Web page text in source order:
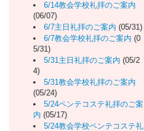
6/14教会学校礼拝のご案内
(06/07)
6/7主日礼拝のご案内 (05/31)
6/7教会学校礼拝のご案内 (0
5/31)
5/31主日礼拝のご案内 (05/2
4)
5/31教会学校礼拝のご案内
(05/24)
5/24ペンテコステ礼拝のご案
内 (05/17)
5/24教会学校ペンテコステ礼